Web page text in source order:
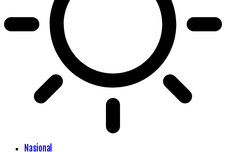
Nasional